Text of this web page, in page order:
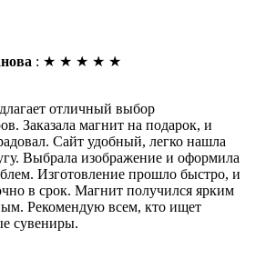
: ★ ★ ★ ★ ★
отличный выбор
Заказала магнит на подарок, и
Сайт удобный, легко нашла
Выбрала изображение и оформила
Изготовление прошло быстро, и
в срок. Магнит получился ярким
Рекомендую всем, кто ищет
сувениры.